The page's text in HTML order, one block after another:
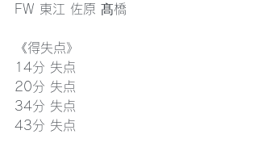
FW 東江 佐原 髙橋
《得失点》
14分 失点
20分 失点
34分 失点
43分 失点